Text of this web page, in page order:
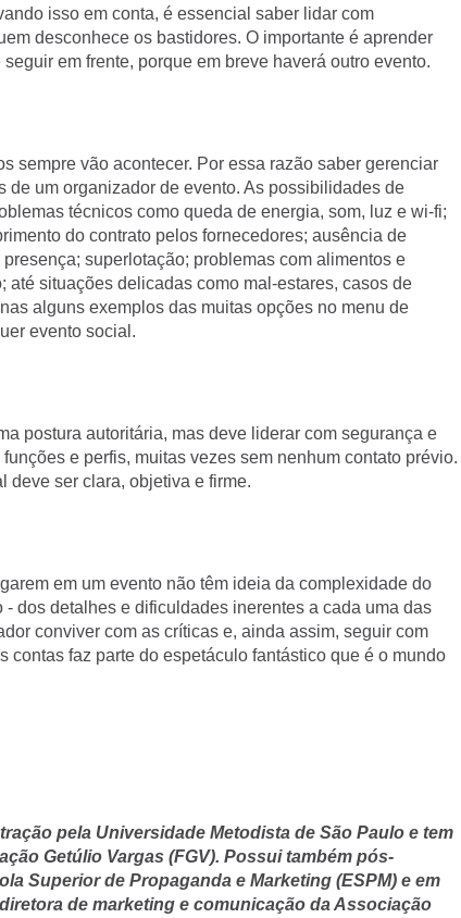
isso em conta, é essencial saber lidar com
desconhece os bastidores. O importante é aprender
em frente, porque em breve haverá outro evento.
sempre vão acontecer. Por essa razão saber gerenciar
de um organizador de evento. As possibilidades de
técnicos como queda de energia, som, luz e wi-fi;
do contrato pelos fornecedores; ausência de
superlotação; problemas com alimentos e
até situações delicadas como mal-estares, casos de
alguns exemplos das muitas opções no menu de
evento social.
postura autoritária, mas deve liderar com segurança e
e perfis, muitas vezes sem nenhum contato prévio.
deve ser clara, objetiva e firme.
em um evento não têm ideia da complexidade do
dos detalhes e dificuldades inerentes a cada uma das
conviver com as críticas e, ainda assim, seguir com
contas faz parte do espetáculo fantástico que é o mundo
pela Universidade Metodista de São Paulo e tem
Getúlio Vargas (FGV). Possui também pós-
Superior de Propaganda e Marketing (ESPM) e em
de marketing e comunicação da Associação